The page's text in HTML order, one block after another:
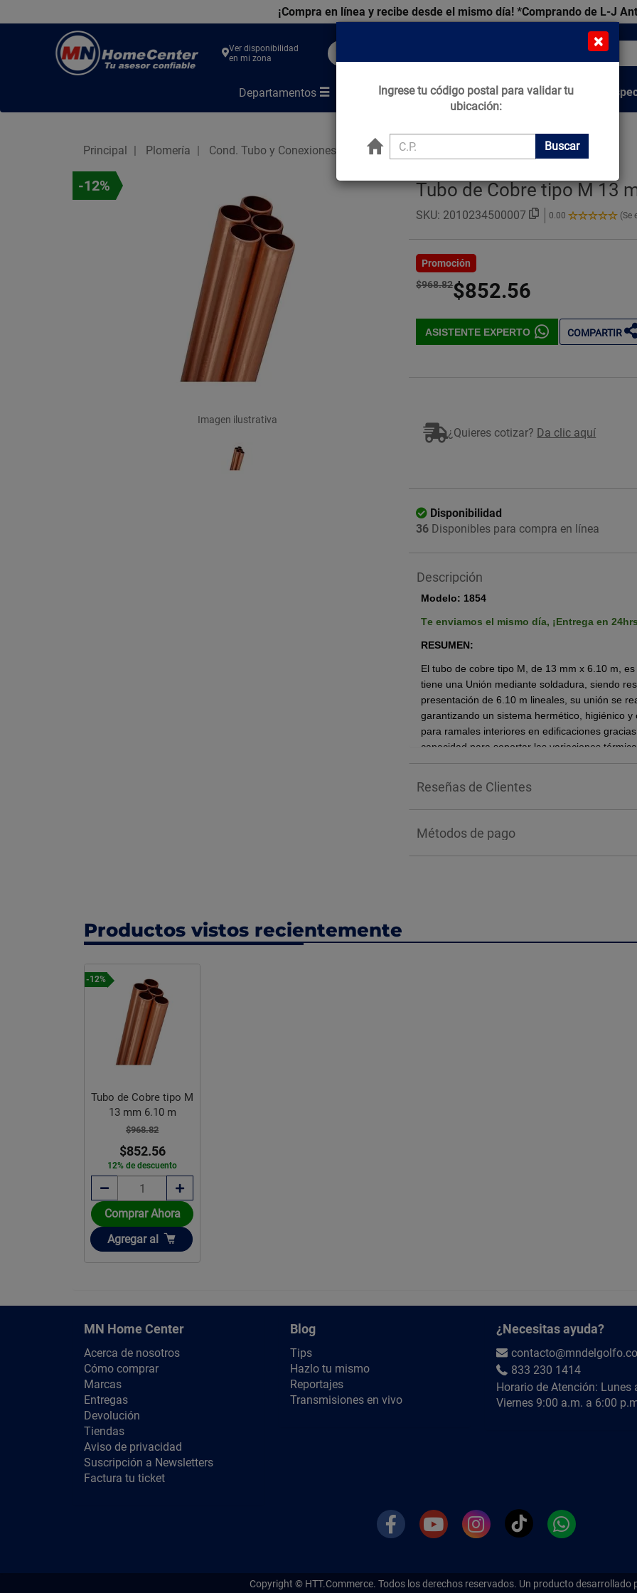
¡Compra en línea y recibe desde el mismo día! *Comprando de L-J
Center
Ver disponibilidad
en mi zona
Departamentos Marcas Tips que Construyen Venta
Principal Plomería Cond. Tubo y Conexiones Cobre
-12%
Imagen ilustrativa
Tubo de Cobre tipo M 13
SKU: 2010234500007 0.00
0.00
(Se
Promoción
$968.82$852.56
ASISTENTE EXPERTO COMPARTIR
¿Quieres cotizar? Da clic aquí
Disponibilidad
36 Disponibles para compra en línea
Descripción
Modelo: 1854
Te enviamos el mismo día, ¡Entrega en
RESUMEN:
El tubo de cobre tipo M, de 13 mm x 6.10 m,
tiene una Unión mediante soldadura, siendo
presentación de 6.10 m lineales, su unión se
garantizando un sistema hermético, higiénico
para ramales interiores en edificaciones
capacidad para soportar las variaciones
Su principal beneficio es su excelente
garantiza una larga vida útil de la instalación
INSTALACIÓN:
Corte del tubo: Utiliza un cortatubos de
Búscanos en YouTube como @MNdelGolfoTV
Reseñas de Clientes
Métodos de pago
Productos vistos recientemente
-12%
Tubo de Cobre tipo M
13 mm 6.10 m
$968.82
$852.56
12% de descuento
Comprar Ahora
Añadir
Agregar al
MN Home Center
Acerca de nosotros
Cómo comprar
Marcas
Entregas
Devolución
Tiendas
Aviso de privacidad
Suscripción a Newsletters
Factura tu ticket
Blog
Tips
Hazlo tu mismo
Reportajes
Transmisiones en vivo
¿Necesitas ayuda?
833 230 1414
Horario de Atención: Lunes
Viernes 9:00 a.m. a 6:00
Copyright © HTT.Commerce. Todos los derechos reservados. Un producto desarrollado
×
Ingrese tu código postal para validar tu
ubicación:
Buscar